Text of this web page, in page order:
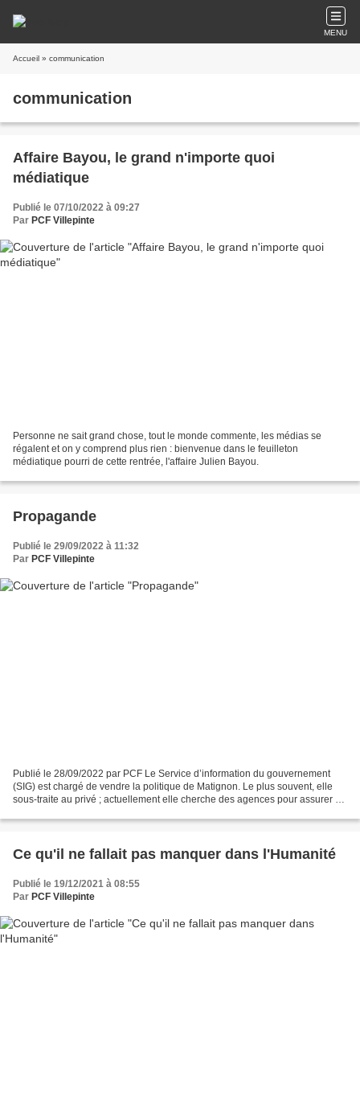
MENU
Accueil » communication
communication
Affaire Bayou, le grand n'importe quoi
médiatique
Publié le 07/10/2022 à 09:27
Par PCF Villepinte
Personne ne sait grand chose, tout le monde commente, les médias se
régalent et on y comprend plus rien : bienvenue dans le feuilleton
médiatique pourri de cette rentrée, l'affaire Julien Bayou.
Propagande
Publié le 29/09/2022 à 11:32
Par PCF Villepinte
Publié le 28/09/2022 par PCF Le Service d’information du gouvernement
(SIG) est chargé de vendre la politique de Matignon. Le plus souvent, elle
sous-traite au privé ; actuellement elle cherche des agences pour assurer sa
Ce qu'il ne fallait pas manquer dans l'Humanité
Publié le 19/12/2021 à 08:55
Par PCF Villepinte